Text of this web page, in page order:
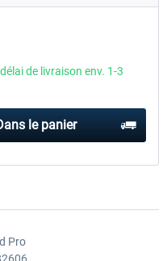
de livraison env. 1-3
le panier
Pro